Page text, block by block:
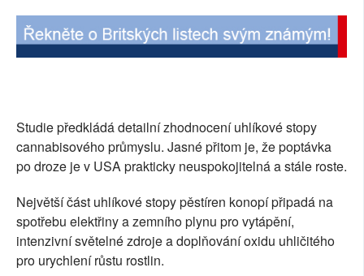
Studie předkládá detailní zhodnocení uhlíkové stopy
cannabisového průmyslu. Jasné přitom je, že poptávka
po droze je v USA prakticky neuspokojitelná a stále roste.
Největší část uhlíkové stopy pěstíren konopí připadá na
spotřebu elektřiny a zemního plynu pro vytápění,
intenzivní světelné zdroje a doplňování oxidu uhličitého
pro urychlení růstu rostlin.